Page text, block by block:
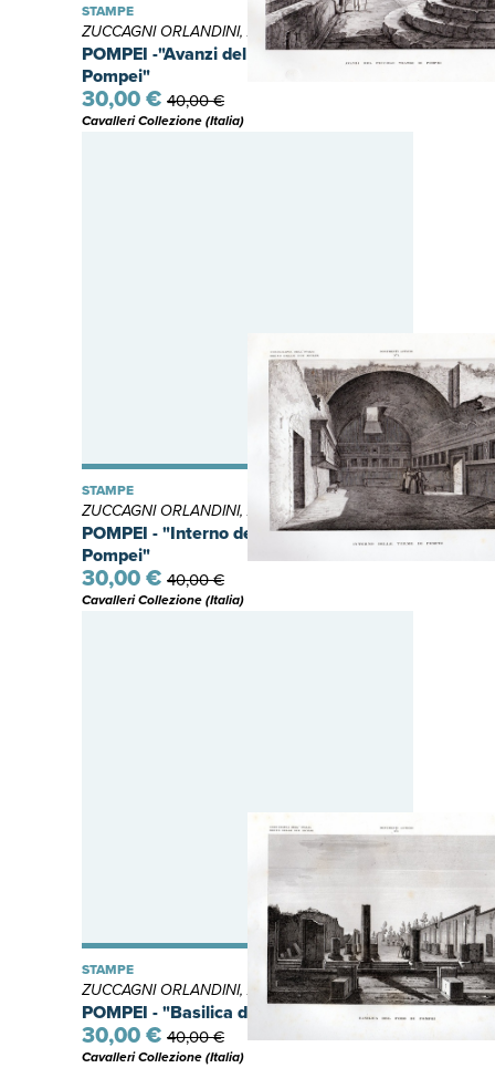
POMPEI -"Avanzi del Piccolo Teatro di
Pompei"
STAMPE
ZUCCAGNI ORLANDINI, Attilio
30,00 € 40,00 €
Cavalleri Collezione (Italia)
POMPEI - "Interno delle Terme di
Pompei"
STAMPE
ZUCCAGNI ORLANDINI, Attilio
30,00 € 40,00 €
Cavalleri Collezione (Italia)
POMPEI - "Basilica del Foro di Pompei"
STAMPE
ZUCCAGNI ORLANDINI, Attilio
30,00 € 40,00 €
Cavalleri Collezione (Italia)